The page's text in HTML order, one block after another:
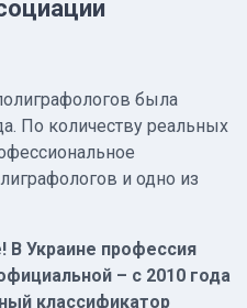
была
По количеству реальных
и одно из
Украине профессия
– с 2010 года
классификатор